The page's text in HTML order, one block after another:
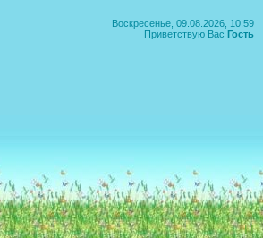
Воскресенье, 09.08.2026, 10:59
Приветствую Вас Гость
I I